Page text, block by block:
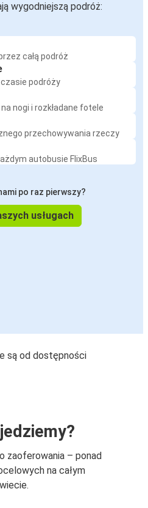
wygodniejszą podróż:
całą podróż
podróży
nogi i rozkładane fotele
przechowywania rzeczy
autobusie FlixBus
po raz pierwszy?
usługach
są od dostępności
zaoferowania – ponad
na całym